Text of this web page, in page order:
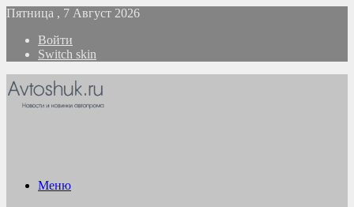
Пятница , 7 Август 2026
Войти
Switch skin
Меню